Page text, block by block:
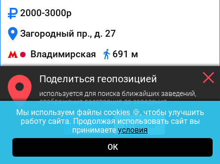
2000-3000р
Загородный пр., д. 27
Владимирская
691 м
Городская платная
Поделиться геопозицией
используется для поиска ближайших заведений,
отображения расстояния до заведения
ОК Отмена
Мы используем файлы cookies 🍪, чтобы улучшить
работу сайта. Продолжая использовать сайт вы
принимаете условия
ОК